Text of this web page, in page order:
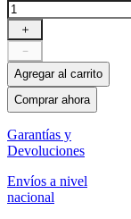
＋
－
Agregar al carrito
Comprar ahora
Garantías y
Devoluciones
Envíos a nivel
nacional